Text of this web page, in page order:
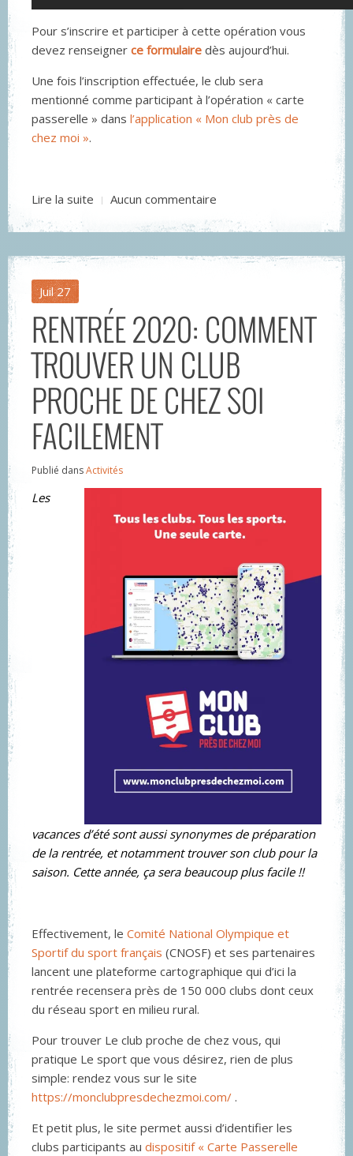
Pour s’inscrire et participer à cette opération vous
devez renseigner ce formulaire dès aujourd’hui.
Une fois l’inscription effectuée, le club sera
mentionné comme participant à l’opération « carte
passerelle » dans l’application « Mon club près de
chez moi ».
Lire la suite Aucun commentaire
Juil 27
RENTRÉE 2020: COMMENT
TROUVER UN CLUB
PROCHE DE CHEZ SOI
FACILEMENT
Publié dansActivités
Les
vacances d’été sont aussi synonymes de préparation
de la rentrée, et notamment trouver son club pour la
saison. Cette année, ça sera beaucoup plus facile !!
Effectivement, le Comité National Olympique et
Sportif du sport français (CNOSF) et ses partenaires
lancent une plateforme cartographique qui d’ici la
rentrée recensera près de 150 000 clubs dont ceux
du réseau sport en milieu rural.
Pour trouver Le club proche de chez vous, qui
pratique Le sport que vous désirez, rien de plus
simple: rendez vous sur le site
https://monclubpresdechezmoi.com/ .
Et petit plus, le site permet aussi d’identifier les
clubs participants au dispositif « Carte Passerelle